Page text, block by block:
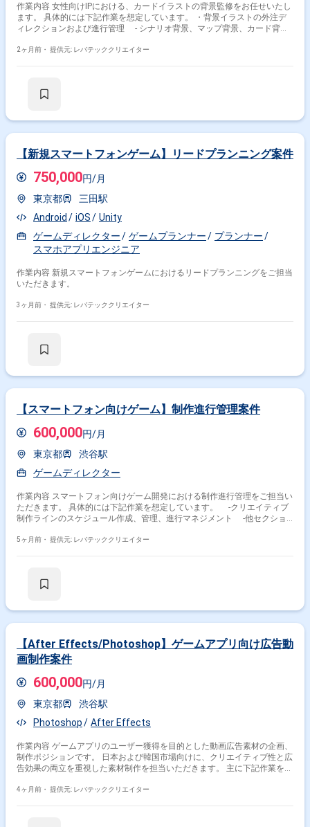
作業内容 女性向けIPにおける、カードイラストの背景監修をお任せいたし
ます。 具体的には下記作業を想定しています。 ・背景イラストの外注デ
ィレクションおよび進行管理 - シナリオ背景、マップ背景、カード背景
全般
2ヶ月前・ 提供元: レバテッククリエイター
【新規スマートフォンゲーム】リードプランニング案件
750,000円/月
東京都
三田駅
Android
iOS
Unity
ゲームディレクター
ゲームプランナー
プランナー
スマホアプリエンジニア
作業内容 新規スマートフォンゲームにおけるリードプランニングをご担当
いただきます。
3ヶ月前・ 提供元: レバテッククリエイター
【スマートフォン向けゲーム】制作進行管理案件
600,000円/月
東京都
渋谷駅
ゲームディレクター
作業内容 スマートフォン向けゲーム開発における制作進行管理をご担当い
ただきます。 具体的には下記作業を想定しています。 -クリエイティブ
制作ラインのスケジュール作成、管理、進行マネジメント -他セクショ
定 -外部連携先との制作発注に関する連絡、折衝 -発注書の作成、請求
5ヶ月前・ 提供元: レバテッククリエイター
【After Effects/Photoshop】ゲームアプリ向け広告動
画制作案件
600,000円/月
東京都
渋谷駅
Photoshop
After Effects
作業内容 ゲームアプリのユーザー獲得を目的とした動画広告素材の企画、
制作ポジションです。 日本および韓国市場向けに、クリエイティブ性と広
告効果の両立を重視した素材制作を担当いただきます。 主に下記作業をご
リエイティブ企画 - ゲーム広告動画の構成設計(シナリオ、演出設計) -
4ヶ月前・ 提供元: レバテッククリエイター